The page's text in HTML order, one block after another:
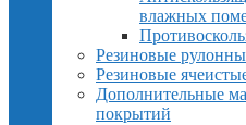
влажных
Резиновые
Резиновые
Дополнительные
покрытий